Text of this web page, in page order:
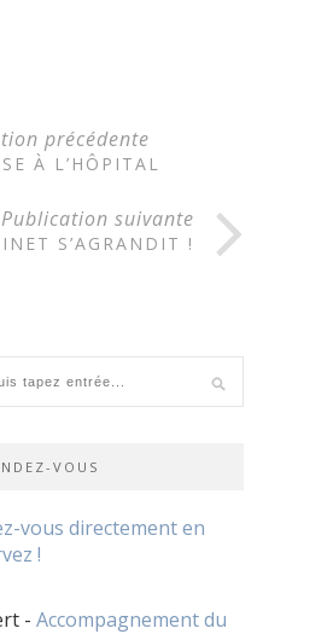
précédente
À L’HÔPITAL
Publication suivante
S’AGRANDIT !
VOUS
vous directement en
!
- Accompagnement du